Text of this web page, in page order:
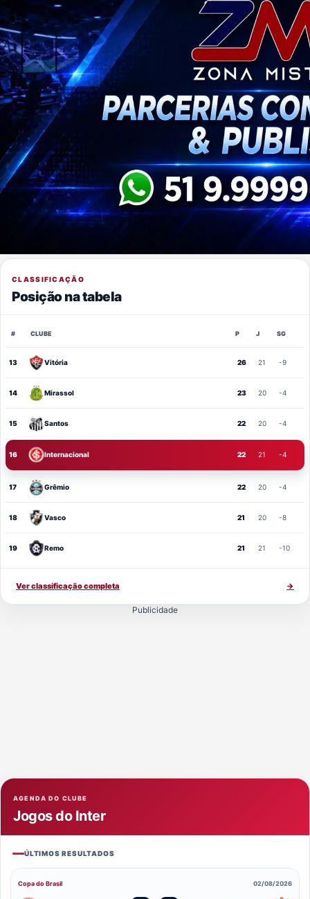
CLASSIFICAÇÃO
Posição na tabela
# CLUBE P J SG
13 Vitória 26 21 -9
14 Mirassol 23 20 -4
15 Santos 22 20 -4
16 Internacional 22 21 -4
17 Grêmio 22 20 -4
18 Vasco 21 20 -8
19 Remo 21 21 -10
Ver classificação completa →
Publicidade
AGENDA DO CLUBE
Jogos do Inter
ÚLTIMOS RESULTADOS
Copa do Brasil 02/08/2026